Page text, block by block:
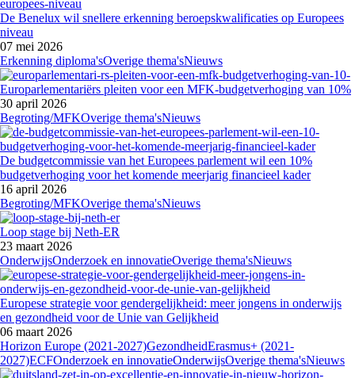
De Benelux wil snellere erkenning beroepskwalificaties op Europees
niveau
07 mei 2026
Erkenning diploma'sOverige thema'sNieuws
Europarlementariërs pleiten voor een MFK-budgetverhoging van 10%
30 april 2026
Begroting/MFKOverige thema'sNieuws
De budgetcommissie van het Europees parlement wil een 10%
budgetverhoging voor het komende meerjarig financieel kader
16 april 2026
Begroting/MFKOverige thema'sNieuws
Loop stage bij Neth-ER
23 maart 2026
OnderwijsOnderzoek en innovatieOverige thema'sNieuws
Europese strategie voor gendergelijkheid: meer jongens in onderwijs
en gezondheid voor de Unie van Gelijkheid
06 maart 2026
Horizon Europe (2021-2027)GezondheidErasmus+ (2021-
2027)ECFOnderzoek en innovatieOnderwijsOverige thema'sNieuws